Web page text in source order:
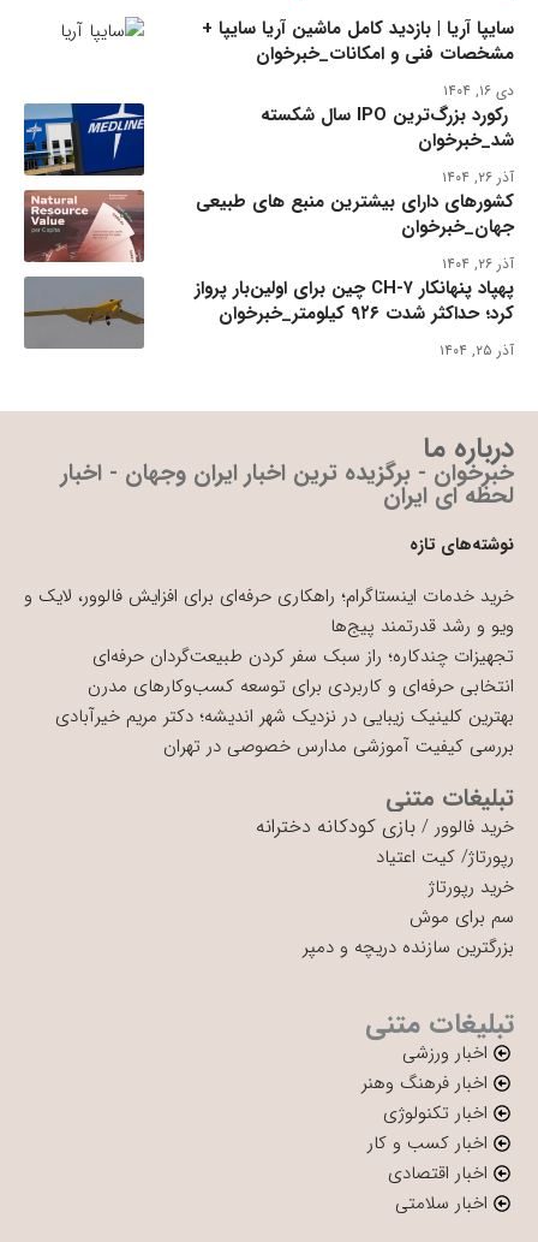
سایپا آریا | بازدید کامل ماشین آریا سایپا +
مشخصات فنی و امکانات_خبرخوان
دی ۱۶, ۱۴۰۴
رکورد بزرگ‌ترین IPO سال شکسته
شد_خبرخوان
آذر ۲۶, ۱۴۰۴
کشورهای دارای بیشترین منبع های طبیعی
جهان_خبرخوان
آذر ۲۶, ۱۴۰۴
پهپاد پنهانکار CH-۷ چین برای اولین‌بار پرواز
کرد؛ حداکثر شدت ۹۲۶ کیلومتر_خبرخوان
آذر ۲۵, ۱۴۰۴
درباره ما
خبرخوان - برگزیده ترین اخبار ایران وجهان - اخبار
لحظه ای ایران
نوشته‌های تازه
خرید خدمات اینستاگرام؛ راهکاری حرفه‌ای برای افزایش فالوور، لایک و
ویو و رشد قدرتمند پیج‌ها
تجهیزات چندکاره؛ راز سبک سفر کردن طبیعت‌گردان حرفه‌ای
انتخابی حرفه‌ای و کاربردی برای توسعه کسب‌وکارهای مدرن
بهترین کلینیک زیبایی در نزدیک شهر اندیشه؛ دکتر مریم خیرآبادی
بررسی کیفیت آموزشی مدارس خصوصی در تهران
تبلیغات متنی
خرید فالوور / بازی کودکانه دخترانه
رپورتاژ/ کیت اعتیاد
خرید رپورتاژ
سم برای موش
بزرگترین سازنده دریچه و دمپر
تبلیغات متنی
اخبار ورزشی
اخبار فرهنگ وهنر
اخبار تکنولوژی
اخبار کسب و کار
اخبار اقتصادی
اخبار سلامتی